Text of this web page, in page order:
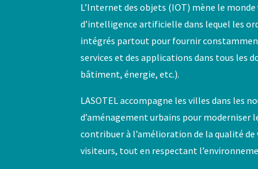
L’Internet des objets (IOT) mène le
d’intelligence artificielle dans lequel les
intégrés partout pour fournir
services et des applications dans tous les
bâtiment, énergie, etc.).
LASOTEL accompagne les villes dans les
d’aménagement urbains pour moderniser
contribuer à l’amélioration de la qualité de
visiteurs, tout en respectant